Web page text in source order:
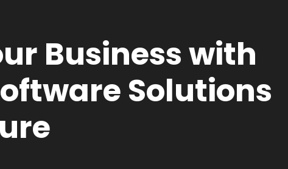
Business with
Solutions